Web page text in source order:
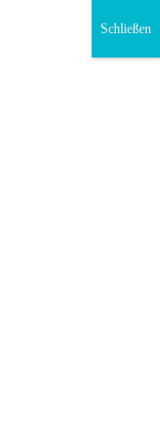
Schließen